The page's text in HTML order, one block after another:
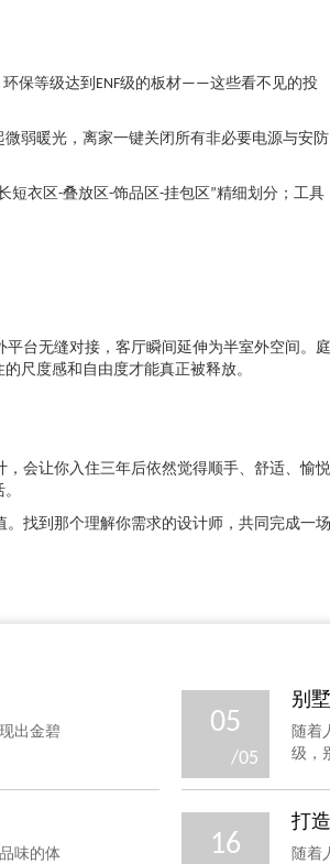
保等级达到ENF级的板材——这些看不见的投
弱暖光，离家一键关闭所有非必要电源与安防
短衣区-叠放区-饰品区-挂包区”精细划分；工具
台无缝对接，客厅瞬间延伸为半室外空间。庭
尺度感和自由度才能真正被释放。
会让你入住三年后依然觉得顺手、舒适、愉悦
找到那个理解你需求的设计师，共同完成一场
出金碧
05
/05
别
随着
级，
味的体
16
打
随着